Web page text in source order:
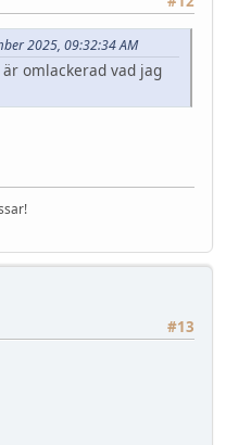
2025, 09:32:34 AM
omlackerad vad jag
#13